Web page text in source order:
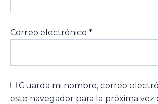
Correo electrónico *
Guarda mi nombre, correo
este navegador para la próxima